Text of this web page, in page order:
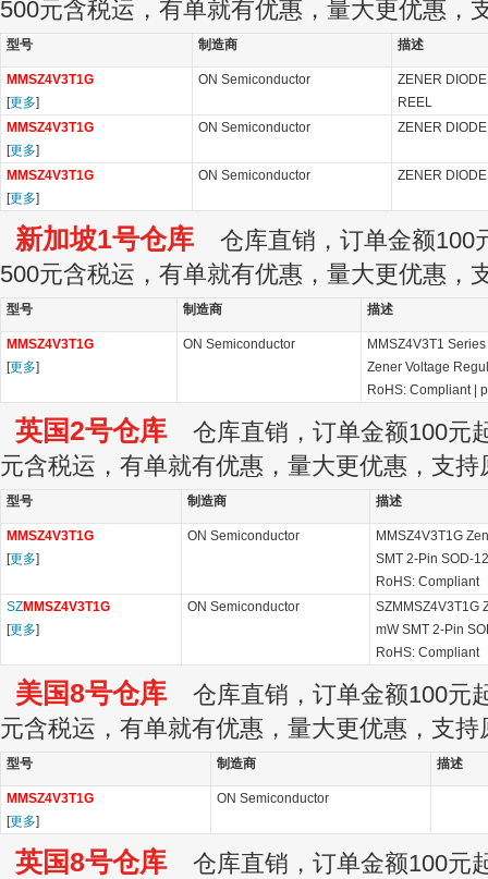
500元含税运，有单就有优惠，量大更优惠，
型号 制造商 描述
MMSZ4V3T1G
[更多]
ON Semiconductor
ZENER
REEL
MMSZ4V3T1G
[更多]
ON Semiconductor ZENER
MMSZ4V3T1G
[更多]
ON Semiconductor ZENER
新加坡1号仓库 仓库直销，订单金额100
500元含税运，有单就有优惠，量大更优惠，
型号 制造商 描述
MMSZ4V3T1G
[更多]
ON Semiconductor
MMSZ4V3T1
Zener Voltage
RoHS: Compliant
英国2号仓库 仓库直销，订单金额100元
元含税运，有单就有优惠，量大更优惠，支持
型号 制造商 描述
MMSZ4V3T1G
[更多]
ON Semiconductor
MMSZ4V3T1G
SMT 2-Pin SOD-
RoHS: Compliant
SZMMSZ4V3T1G
[更多]
ON Semiconductor
SZMMSZ4V3T1G
mW SMT 2-Pin
RoHS: Compliant
美国8号仓库 仓库直销，订单金额100元
元含税运，有单就有优惠，量大更优惠，支持
型号 制造商 描述
MMSZ4V3T1G
[更多]
ON Semiconductor
英国8号仓库 仓库直销，订单金额100元